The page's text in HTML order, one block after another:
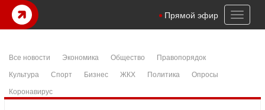
Toggle
Прямой эфир
Все новости Экономика Общество
Правопорядок
Культура
Спорт Бизнес ЖКХ Политика
Опросы
Коронавирус